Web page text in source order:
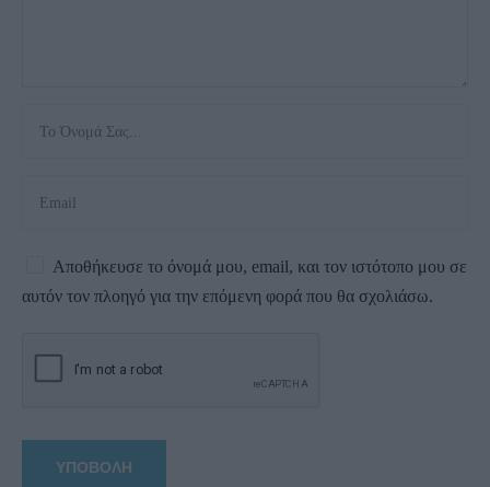
Αποθήκευσε το όνομά μου, email, και τον ιστότοπο μου σε
αυτόν τον πλοηγό για την επόμενη φορά που θα σχολιάσω.